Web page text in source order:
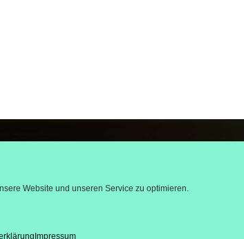
Website und unseren Service zu optimieren.
Impressum